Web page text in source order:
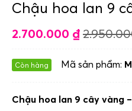
Chậu hoa lan 9
2.700.000 ₫
Còn hàng Mã sản phẩm:
Chậu hoa lan 9 cây vàng